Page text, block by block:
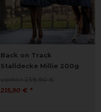
Back on Track
Stalldecke Millie 200g
vorher 239,90 €
215,90 € *